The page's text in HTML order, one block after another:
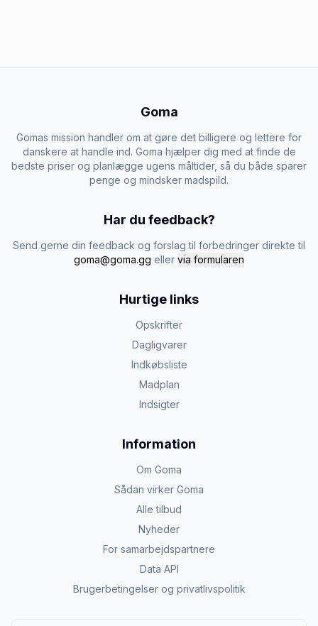
Goma
Gomas mission handler om at gøre det billigere og lettere for
danskere at handle ind. Goma hjælper dig med at finde de
bedste priser og planlægge ugens måltider, så du både sparer
penge og mindsker madspild.
Har du feedback?
Send gerne din feedback og forslag til forbedringer direkte til
goma@goma.gg eller via formularen
Hurtige links
Opskrifter
Dagligvarer
Indkøbsliste
Madplan
Indsigter
Information
Om Goma
Sådan virker Goma
Alle tilbud
Nyheder
For samarbejdspartnere
Data API
Brugerbetingelser og privatlivspolitik